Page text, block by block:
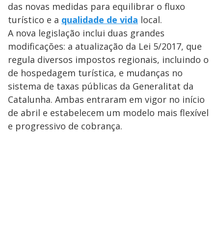
das novas medidas para equilibrar o fluxo
turístico e a qualidade de vida local.
A nova legislação inclui duas grandes
modificações: a atualização da Lei 5/2017, que
regula diversos impostos regionais, incluindo o
de hospedagem turística, e mudanças no
sistema de taxas públicas da Generalitat da
Catalunha. Ambas entraram em vigor no início
de abril e estabelecem um modelo mais flexível
e progressivo de cobrança.